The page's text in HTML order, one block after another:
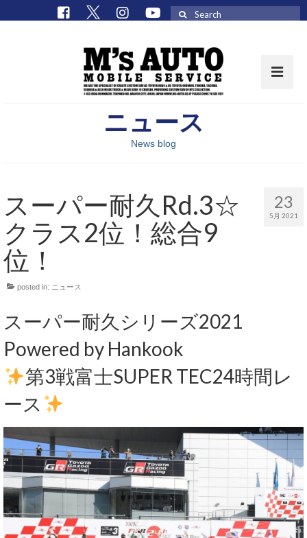
M’sCollectionパーツ一覧
エムズオート
M’sCollection
エムズオートとは
サービス・保証
買取のご案内
店舗情報
店舗情報
会社概要
トップメッセージ
スタッフ紹介
ブログ
ニュース
News blog
23
5月 2021
スーパー耐久Rd.3☆
クラス2位！総合9
位！
posted in: ニュース
スーパー耐久シリーズ2021
Powered by Hankook
第3戦富士SUPER TEC24時間レ
ース